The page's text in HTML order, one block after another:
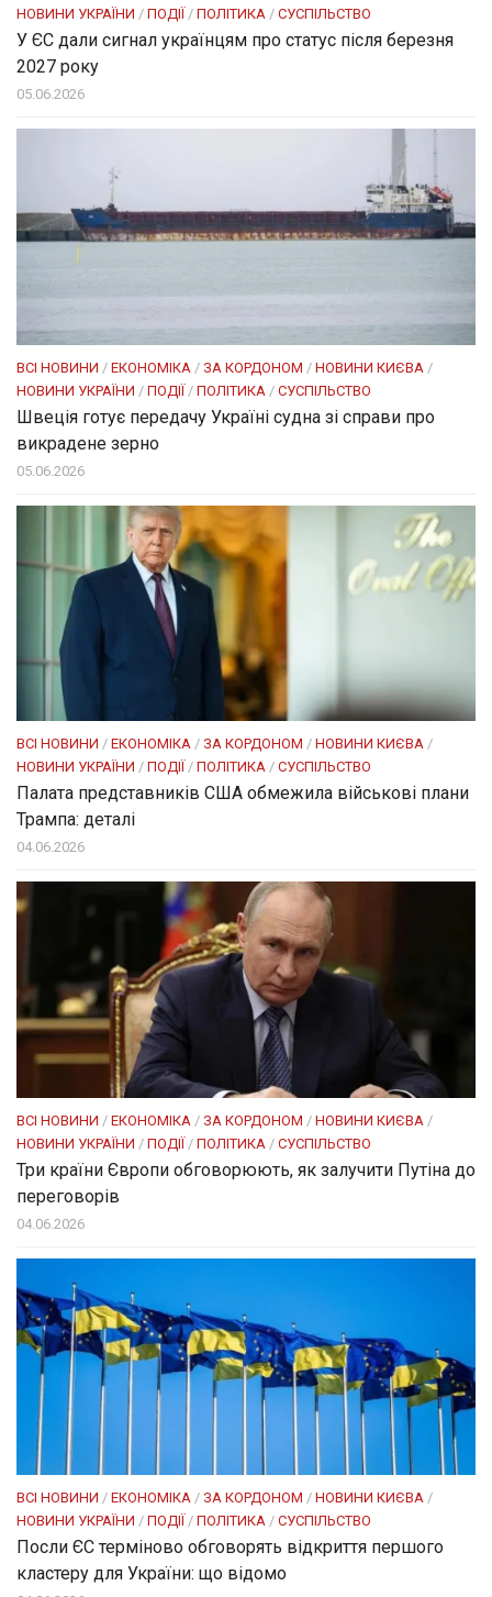
НОВИНИ УКРАЇНИ / ПОДІЇ/ ПОЛІТИКА / СУСПІЛЬСТВО
У ЄС дали сигнал українцям про статус після березня
2027 року
05.06.2026
ВСІ НОВИНИ / ЕКОНОМІКА / ЗА КОРДОНОМ / НОВИНИ КИЄВА /
НОВИНИ УКРАЇНИ / ПОДІЇ/ ПОЛІТИКА / СУСПІЛЬСТВО
Швеція готує передачу Україні судна зі справи про
викрадене зерно
05.06.2026
ВСІ НОВИНИ / ЕКОНОМІКА / ЗА КОРДОНОМ / НОВИНИ КИЄВА /
НОВИНИ УКРАЇНИ / ПОДІЇ / ПОЛІТИКА / СУСПІЛЬСТВО
Палата представників США обмежила військові плани
Трампа: деталі
04.06.2026
ВСІ НОВИНИ / ЕКОНОМІКА / ЗА КОРДОНОМ / НОВИНИ КИЄВА /
НОВИНИ УКРАЇНИ / ПОДІЇ / ПОЛІТИКА / СУСПІЛЬСТВО
Три країни Європи обговорюють, як залучити Путіна до
переговорів
04.06.2026
ВСІ НОВИНИ / ЕКОНОМІКА / ЗА КОРДОНОМ / НОВИНИ КИЄВА /
НОВИНИ УКРАЇНИ / ПОДІЇ / ПОЛІТИКА / СУСПІЛЬСТВО
Посли ЄC терміново обговорять відкриття першого
кластеру для України: що відомо